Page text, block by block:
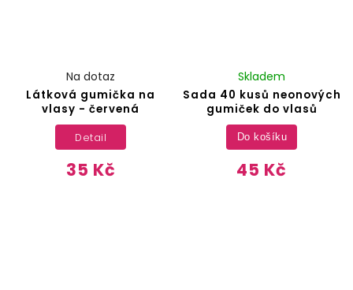
Látková gumička na
vlasy - červená
Na dotaz
35 Kč
Detail
Sada 40 kusů neonových
gumiček do vlasů
Skladem
45 Kč
Do košíku